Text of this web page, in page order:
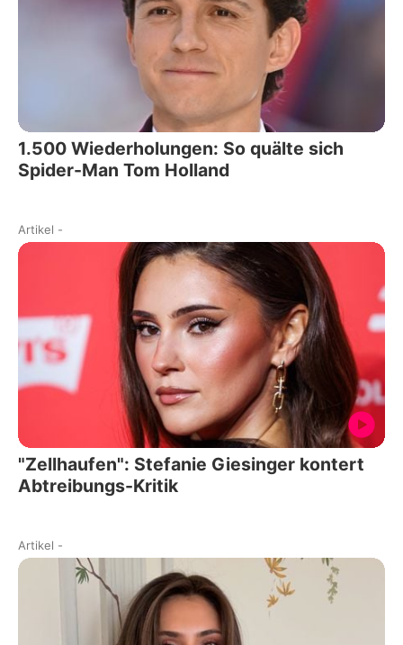
1.500 Wiederholungen: So quälte sich
Spider-Man Tom Holland
Artikel -
"Zellhaufen": Stefanie Giesinger kontert
Abtreibungs-Kritik
Artikel -